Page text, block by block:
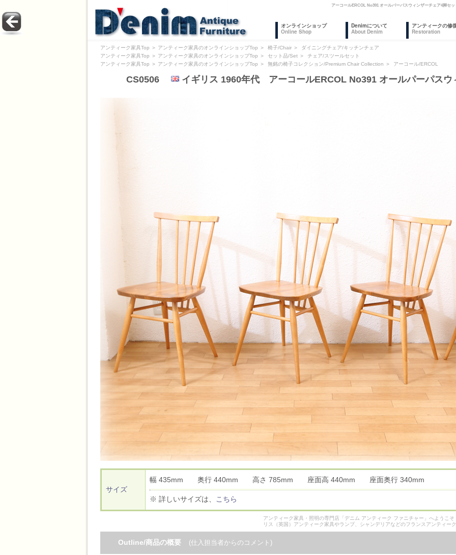
アーコールERCOL No391 オールパーパスウィンザーチェア4脚
オンラインショップ
Online Shop
Denimについて
About Denim
アンティークの修
Restoration
アンティーク家具Top ＞ アンティーク家具のオンラインショップTop ＞ 椅子/Chair ＞
ダイニングチェア/キッチンチェア
アンティーク家具Top ＞ アンティーク家具のオンラインショップTop ＞ セット品/Set ＞
チェア/スツールセット
アンティーク家具Top ＞ アンティーク家具のオンラインショップTop ＞ 無銘の椅子コレクション/Premium Chair Collection ＞ アーコール/ERCOL
CS0506 イギリス 1960年代 アーコールERCOL No391 オールパーパスウ
サイズ
幅 435mm 奥行 440mm 高さ 785mm 座面高 440mm 座面奥行 340mm
※ 詳しいサイズは、 こちら
アンティーク家具・照明の専門店「デニム アンティーク ファニチャー」へようこ
リス（英国）アンティーク家具やランプ、シャンデリアなどのフランスアンティー
Outline/商品の概要 (仕入担当者からのコメント)